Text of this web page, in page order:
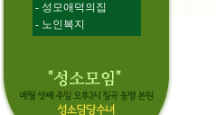
- 성모애덕의집
- 노인복지